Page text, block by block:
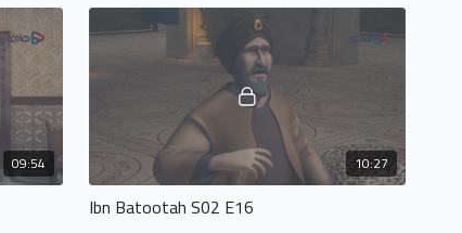
09:54 10:27
Ibn Batootah S02 E16